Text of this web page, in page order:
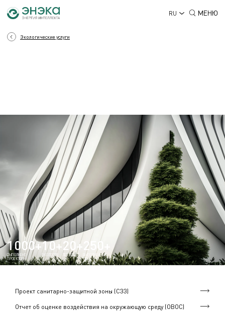
RU МЕНЮ
Экологические услуги
ЭКОЛОГИЯ
1000+
ВЫПОЛНЕНО
ПРОЕКТОВ
10+
ЭКОЛОГОВ
20+
ЛЕТ ОПЫТА
250+
ВЫПОЛНЕННЫХ
ОВОС
Проект санитарно-защитной зоны (СЗЗ)
Отчет об оценке воздействия на окружающую среду (ОВОС)